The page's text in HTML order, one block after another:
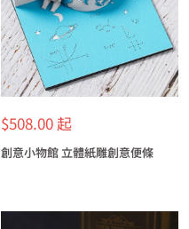
特
價
$508.00 起
創意小物館 立體紙雕創意便條